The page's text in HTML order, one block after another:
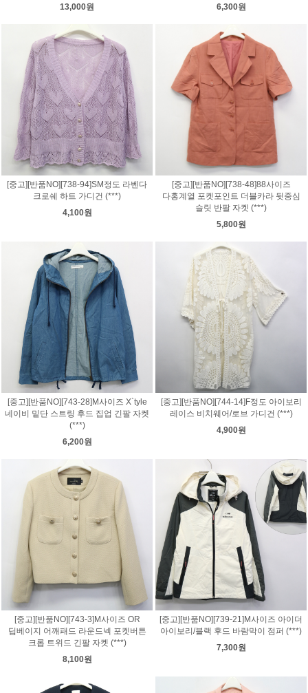
13,000원
6,300원
[중고][반품NO][738-94]SM정도 라벤다
크로쉐 하트 가디건 (***)
4,100원
[중고][반품NO][738-48]88사이즈
다홍계열 포켓포인트 더블카라 뒷중심
슬릿 반팔 자켓 (***)
5,800원
[중고][반품NO][743-28]M사이즈 X`tyle
네이비 밑단 스트링 후드 집업 긴팔 자켓
(***)
6,200원
[중고][반품NO][744-14]F정도 아이보리
레이스 비치웨어/로브 가디건 (***)
4,900원
[중고][반품NO][743-3]M사이즈 OR
딥베이지 어깨패드 라운드넥 포켓버튼
크롭 트위드 긴팔 자켓 (***)
8,100원
[중고][반품NO][739-21]M사이즈 아이더
아이보리/블랙 후드 바람막이 점퍼 (***)
7,300원